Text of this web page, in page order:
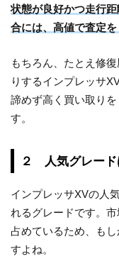
状態が良好かつ走行
合には、高値で査定
もちろん、たとえ修
りするインプレッサ
諦めず高く買い取り
す。
２ 人気グレード
インプレッサXVの人
れるグレードです。
占めているため、も
すよね。